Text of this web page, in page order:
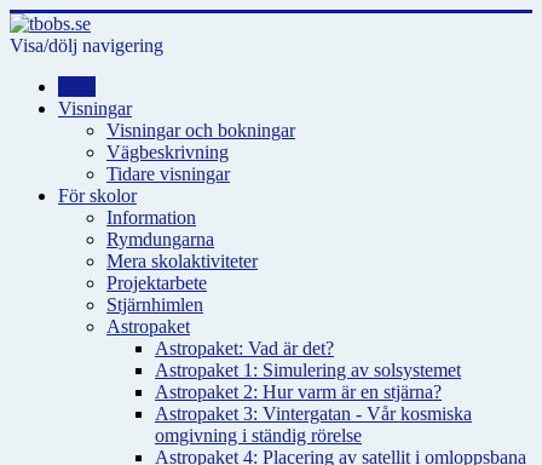
Visa/dölj navigering
Visningar
Visningar och bokningar
Vägbeskrivning
Tidare visningar
För skolor
Information
Rymdungarna
Mera skolaktiviteter
Projektarbete
Stjärnhimlen
Astropaket
Astropaket: Vad är det?
Astropaket 1: Simulering av solsystemet
Astropaket 2: Hur varm är en stjärna?
Astropaket 3: Vintergatan - Vår kosmiska
omgivning i ständig rörelse
Astropaket 4: Placering av satellit i omloppsbana